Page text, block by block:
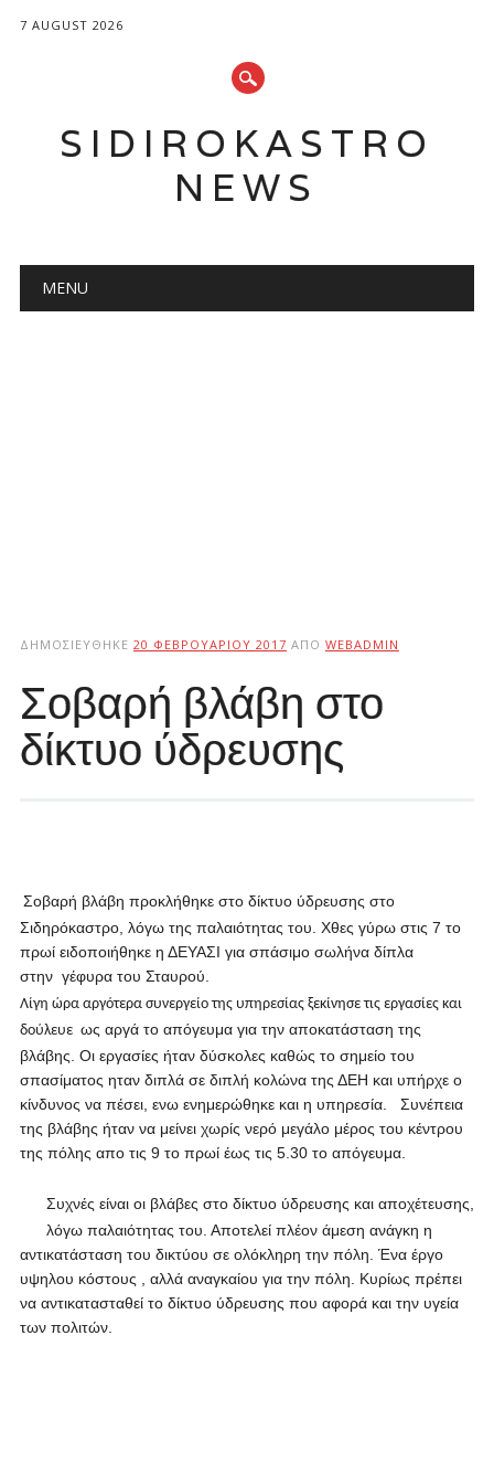
7 AUGUST 2026
SIDIROKASTRO
NEWS
Main menu
MENU
ΔΗΜΟΣΙΕΎΘΗΚΕ 20 ΦΕΒΡΟΥΑΡΊΟΥ 2017 ΑΠΌ WEBADMIN
Σοβαρή βλάβη στο
δίκτυο ύδρευσης
Σοβαρή βλάβη προκλήθηκε στο δίκτυο ύδρευσης στο
Σιδηρόκαστρο, λόγω της παλαιότητας του. Χθες γύρω στις 7 το
πρωί ειδοποιήθηκε η ΔΕΥΑΣΙ για σπάσιμο σωλήνα δίπλα
στην γέφυρα του Σταυρού.
Λίγη ώρα αργότερα συνεργείο της υπηρεσίας ξεκίνησε τις εργασίες και
δούλευε ως αργά το απόγευμα για την αποκατάσταση της
βλάβης. Οι εργασίες ήταν δύσκολες καθώς το σημείο του
σπασίματος ηταν διπλά σε διπλή κολώνα της ΔΕΗ και υπήρχε ο
κίνδυνος να πέσει, ενω ενημερώθηκε και η υπηρεσία. Συνέπεια
της βλάβης ήταν να μείνει χωρίς νερό μεγάλο μέρος του κέντρου
της πόλης απο τις 9 το πρωί έως τις 5.30 το απόγευμα.
Συχνές είναι οι βλάβες στο δίκτυο ύδρευσης και αποχέτευσης,
λόγω παλαιότητας του. Αποτελεί πλέον άμεση ανάγκη η
αντικατάσταση του δικτύου σε ολόκληρη την πόλη. Ένα έργο
υψηλου κόστους , αλλά αναγκαίου για την πόλη. Κυρίως πρέπει
να αντικατασταθεί το δίκτυο ύδρευσης που αφορά και την υγεία
των πολιτών.